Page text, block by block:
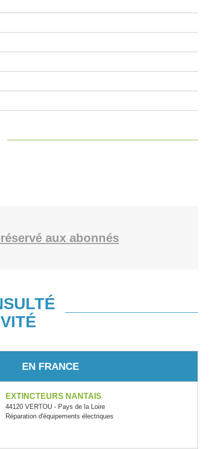
aux abonnés
EN FRANCE
EXTINCTEURS NANTAIS
44120 VERTOU - Pays de la Loire
Réparation d'équipements électriques